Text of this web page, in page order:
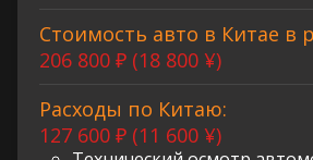
Стоимость авто в Китае в
206 800 ₽ (18 800 ¥)
Расходы по Китаю:
127 600 ₽ (11 600 ¥)